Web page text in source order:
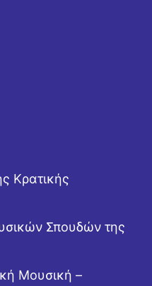
Κρατικής
Σπουδών της
Μουσική –